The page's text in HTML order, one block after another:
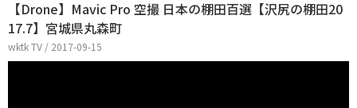
【Drone】Mavic Pro 空撮 日本の棚田百選【沢尻の棚田20
17.7】宮城県丸森町
wktk TV / 2017-09-15